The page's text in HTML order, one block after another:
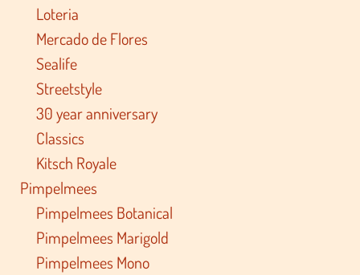
Loteria
Mercado de Flores
Sealife
Streetstyle
30 year anniversary
Classics
Kitsch Royale
Pimpelmees
Pimpelmees Botanical
Pimpelmees Marigold
Pimpelmees Mono